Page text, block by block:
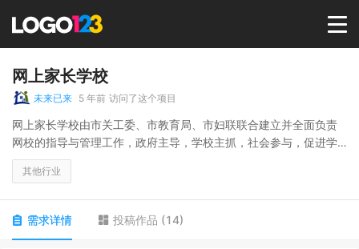
选择套餐→
商标版权
网上家长学校
未来已来 5 年前 访问了这个项目
网上家长学校由市关工委、市教育局、市妇联联合建立并全面负责
网校的指导与管理工作，政府主导，学校主抓，社会参与，促进学
校，家庭，社会“三位一体”教育。 学校本着“以人为本，以德育人”的
宗旨，追求“关爱每一个孩子，服务每一个家庭，沟通每一所学校”的
设及培训等各方面的不断优化组合，学校工作取得了卓有成效的发
展。
其他行业
需求详情 投稿作品 (14)